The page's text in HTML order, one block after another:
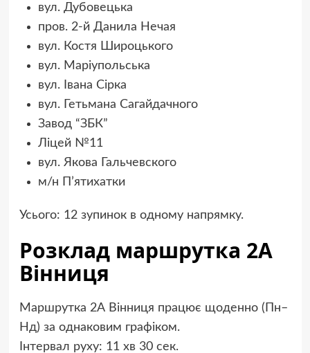
вул. Дубовецька
пров. 2-й Данила Нечая
вул. Костя Широцького
вул. Маріупольська
вул. Івана Сірка
вул. Гетьмана Сагайдачного
Завод “ЗБК”
Ліцей №11
вул. Якова Гальчевского
м/н П’ятихатки
Усього: 12 зупинок в одному напрямку.
Розклад маршрутка 2А
Вінниця
Маршрутка 2А Вінниця працює щоденно (Пн–
Нд) за однаковим графіком.
Інтервал руху: 11 хв 30 сек.